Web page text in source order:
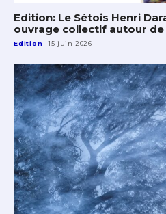
Edition: Le Sétois Henri
ouvrage collectif autour de
Edition 15 juin 2026